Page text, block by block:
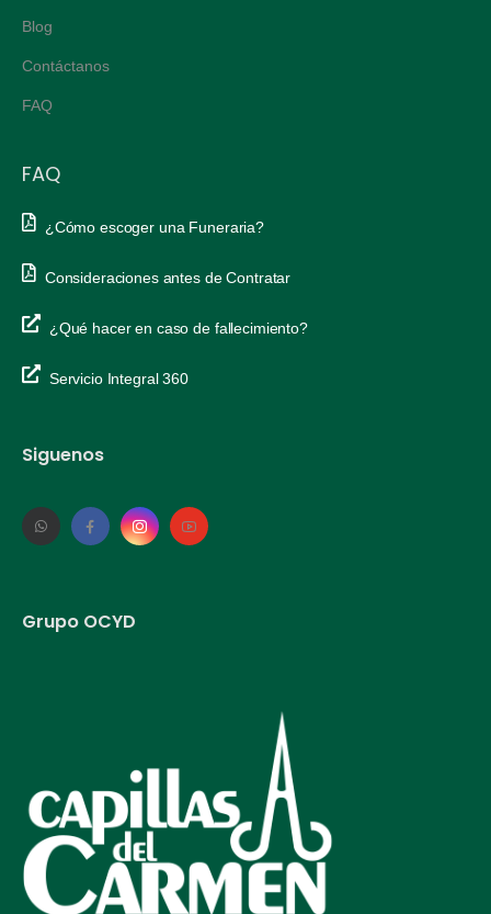
Blog
Contáctanos
FAQ
FAQ
¿Cómo escoger una Funeraria?
Consideraciones antes de Contratar
¿Qué hacer en caso de fallecimiento?
Servicio Integral 360
Siguenos
Grupo OCYD